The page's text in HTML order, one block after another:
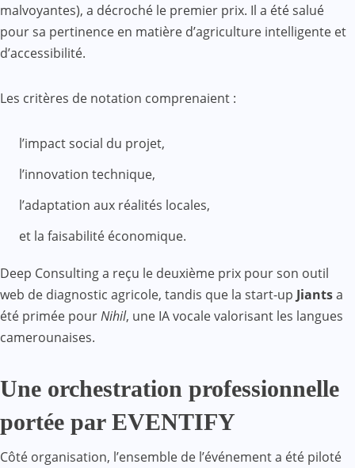
malvoyantes), a décroché le premier prix. Il a été salué
pour sa pertinence en matière d’agriculture intelligente et
d’accessibilité.
Les critères de notation comprenaient :
l’impact social du projet,
l’innovation technique,
l’adaptation aux réalités locales,
et la faisabilité économique.
Deep Consulting a reçu le deuxième prix pour son outil
web de diagnostic agricole, tandis que la start-up Jiantsa
été primée pourNihil, une IA vocale valorisant les langues
camerounaises.
Une orchestration professionnelle
portée par EVENTIFY
Côté organisation, l’ensemble de l’événement a été piloté